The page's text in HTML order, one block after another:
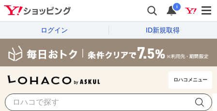
i
ログイン ID新規取得
ロハコメニュー